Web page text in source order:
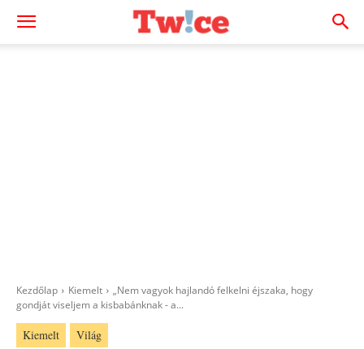
Kezdőlap Kiemelt
„Nem vagyok hajlandó felkelni éjszaka, hogy
gondját viseljem a kisbabánknak - a...
Kiemelt Világ